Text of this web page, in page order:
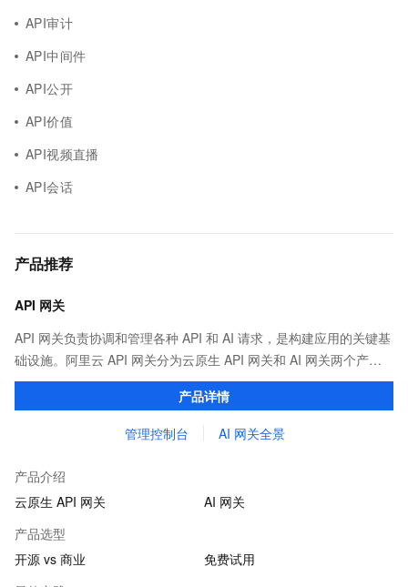
API审计
API中间件
API公开
API价值
API视频直播
API会话
产品推荐
API 网关
API 网关负责协调和管理各种 API 和 AI 请求，是构建应用的关键基
础设施。阿里云 API 网关分为云原生 API 网关和 AI 网关两个产
品。
产品详情
管理控制台 AI 网关全景
产品介绍
云原生 API 网关
AI 网关
产品选型
开源 vs 商业
免费试用